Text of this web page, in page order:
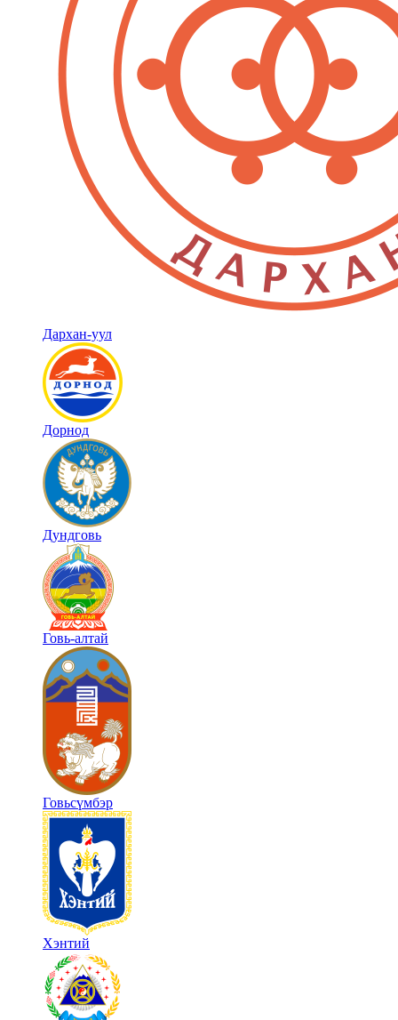
Дархан-уул
Дорнод
Дундговь
Говь-алтай
Говьсүмбэр
Хэнтий